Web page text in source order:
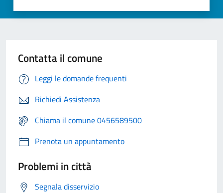
Contatta il comune
Leggi le domande frequenti
Richiedi Assistenza
Chiama il comune 0456589500
Prenota un appuntamento
Problemi in città
Segnala disservizio